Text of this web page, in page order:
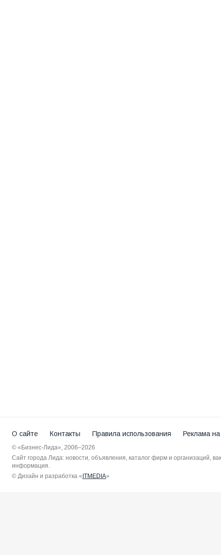
О сайте Контакты Правила использования Реклама
© «Бизнес-Лида», 2006–2026
Сайт города Лида: новости, объявления, каталог фирм и организаций,
информация.
© Дизайн и разработка «ITMEDIA»